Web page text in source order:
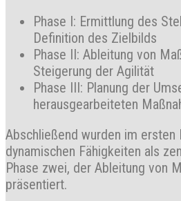
Phase I: Ermittlung des
Definition des Zielbilds
Phase II: Ableitung von
Steigerung der Agilität
Phase III: Planung der
herausgearbeiteten
Abschließend wurden im ersten
dynamischen Fähigkeiten als
Phase zwei, der Ableitung von
präsentiert.